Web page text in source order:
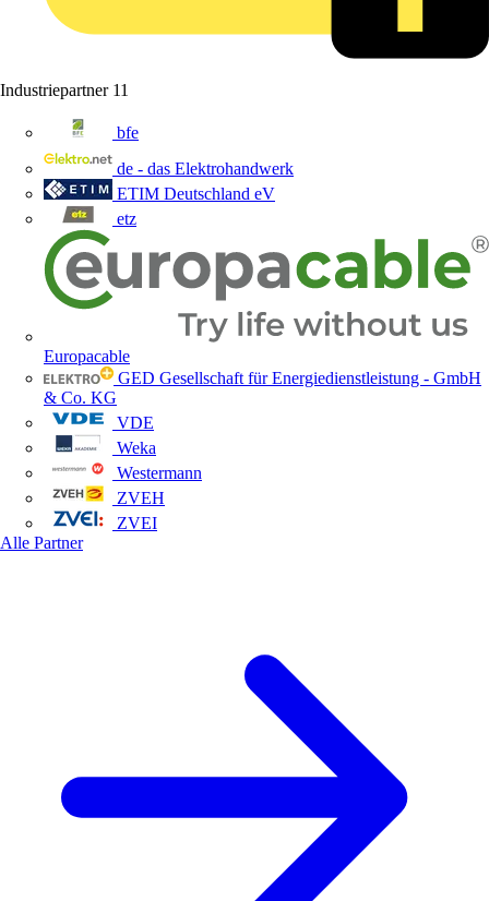
Industriepartner 11
bfe
de - das Elektrohandwerk
ETIM Deutschland eV
etz
Europacable
GED Gesellschaft für Energiedienstleistung - GmbH
& Co. KG
VDE
Weka
Westermann
ZVEH
ZVEI
Alle Partner